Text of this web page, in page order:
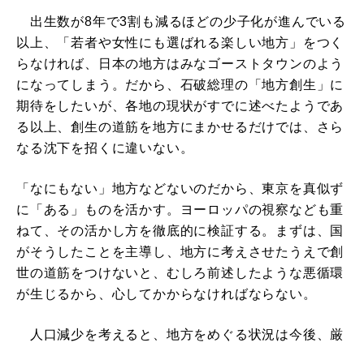
出生数が8年で3割も減るほどの少子化が進んでいる
以上、「若者や女性にも選ばれる楽しい地方」をつく
らなければ、日本の地方はみなゴーストタウンのよう
になってしまう。だから、石破総理の「地方創生」に
期待をしたいが、各地の現状がすでに述べたようであ
る以上、創生の道筋を地方にまかせるだけでは、さら
なる沈下を招くに違いない。
「なにもない」地方などないのだから、東京を真似ず
に「ある」ものを活かす。ヨーロッパの視察なども重
ねて、その活かし方を徹底的に検証する。まずは、国
がそうしたことを主導し、地方に考えさせたうえで創
世の道筋をつけないと、むしろ前述したような悪循環
が生じるから、心してかからなければならない。
人口減少を考えると、地方をめぐる状況は今後、厳